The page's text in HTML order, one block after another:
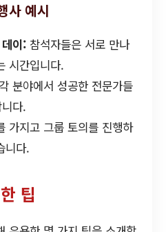
사 예시
이: 참석자들은 서로 만나
시간입니다.
분야에서 성공한 전문가들
다.
가지고 그룹 토의를 진행하
니다.
팁